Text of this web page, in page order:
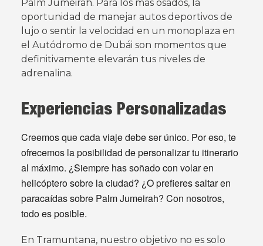
Palm Jumeirah. Para los más osados, la
oportunidad de manejar autos deportivos de
lujo o sentir la velocidad en un monoplaza en
el Autódromo de Dubái son momentos que
definitivamente elevarán tus niveles de
adrenalina.
Experiencias Personalizadas
Creemos que cada viaje debe ser único. Por eso, te
ofrecemos la posibilidad de personalizar tu itinerario
al máximo. ¿Siempre has soñado con volar en
helicóptero sobre la ciudad? ¿O prefieres saltar en
paracaídas sobre Palm Jumeirah? Con nosotros,
todo es posible.
En Tramuntana, nuestro objetivo no es solo